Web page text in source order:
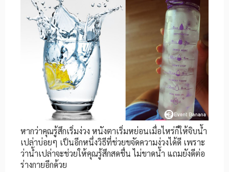
หากว่าคุณรู้สึกเริ่มง่วง หนังตาเริ่มหย่อนเมื่อไหร่ก็ให้จิบน้ำ
เปล่าบ่อยๆ เป็นอีกหนึ่งวิธีที่ช่วยขจัดความง่วงได้ดี เพราะ
ว่าน้ำเปล่าจะช่วยให้คุณรู้สึกสดชื่น ไม่ขาดน้ำ แถมยังดีต่อ
ร่างกายอีกด้วย